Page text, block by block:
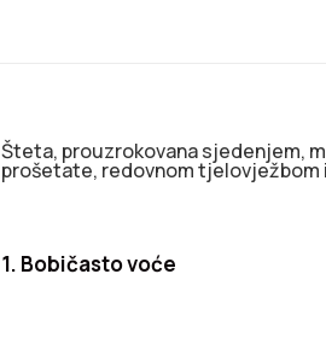
Šteta, prouzrokovana sjedenjem,
prošetate, redovnom tjelovježbom
1. Bobičasto voće